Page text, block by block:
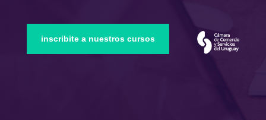
inscribite a nuestros cursos